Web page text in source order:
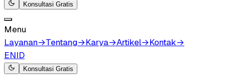
Konsultasi Gratis
Menu
Layanan→Tentang→Karya→Artikel→Kontak→
ENID
Konsultasi Gratis